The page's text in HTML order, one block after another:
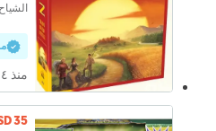
منذ ٤ أيام
35